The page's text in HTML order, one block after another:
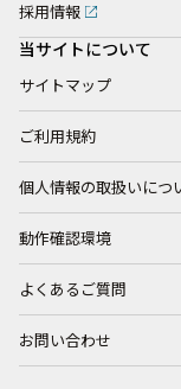
採用情報
当サイトについて
サイトマップ
ご利用規約
個人情報の取扱いにつ
動作確認環境
よくあるご質問
お問い合わせ